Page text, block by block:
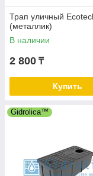
Трап уличный
(металлик)
В наличии
2 800 ₸
Купить
Gidrolica™